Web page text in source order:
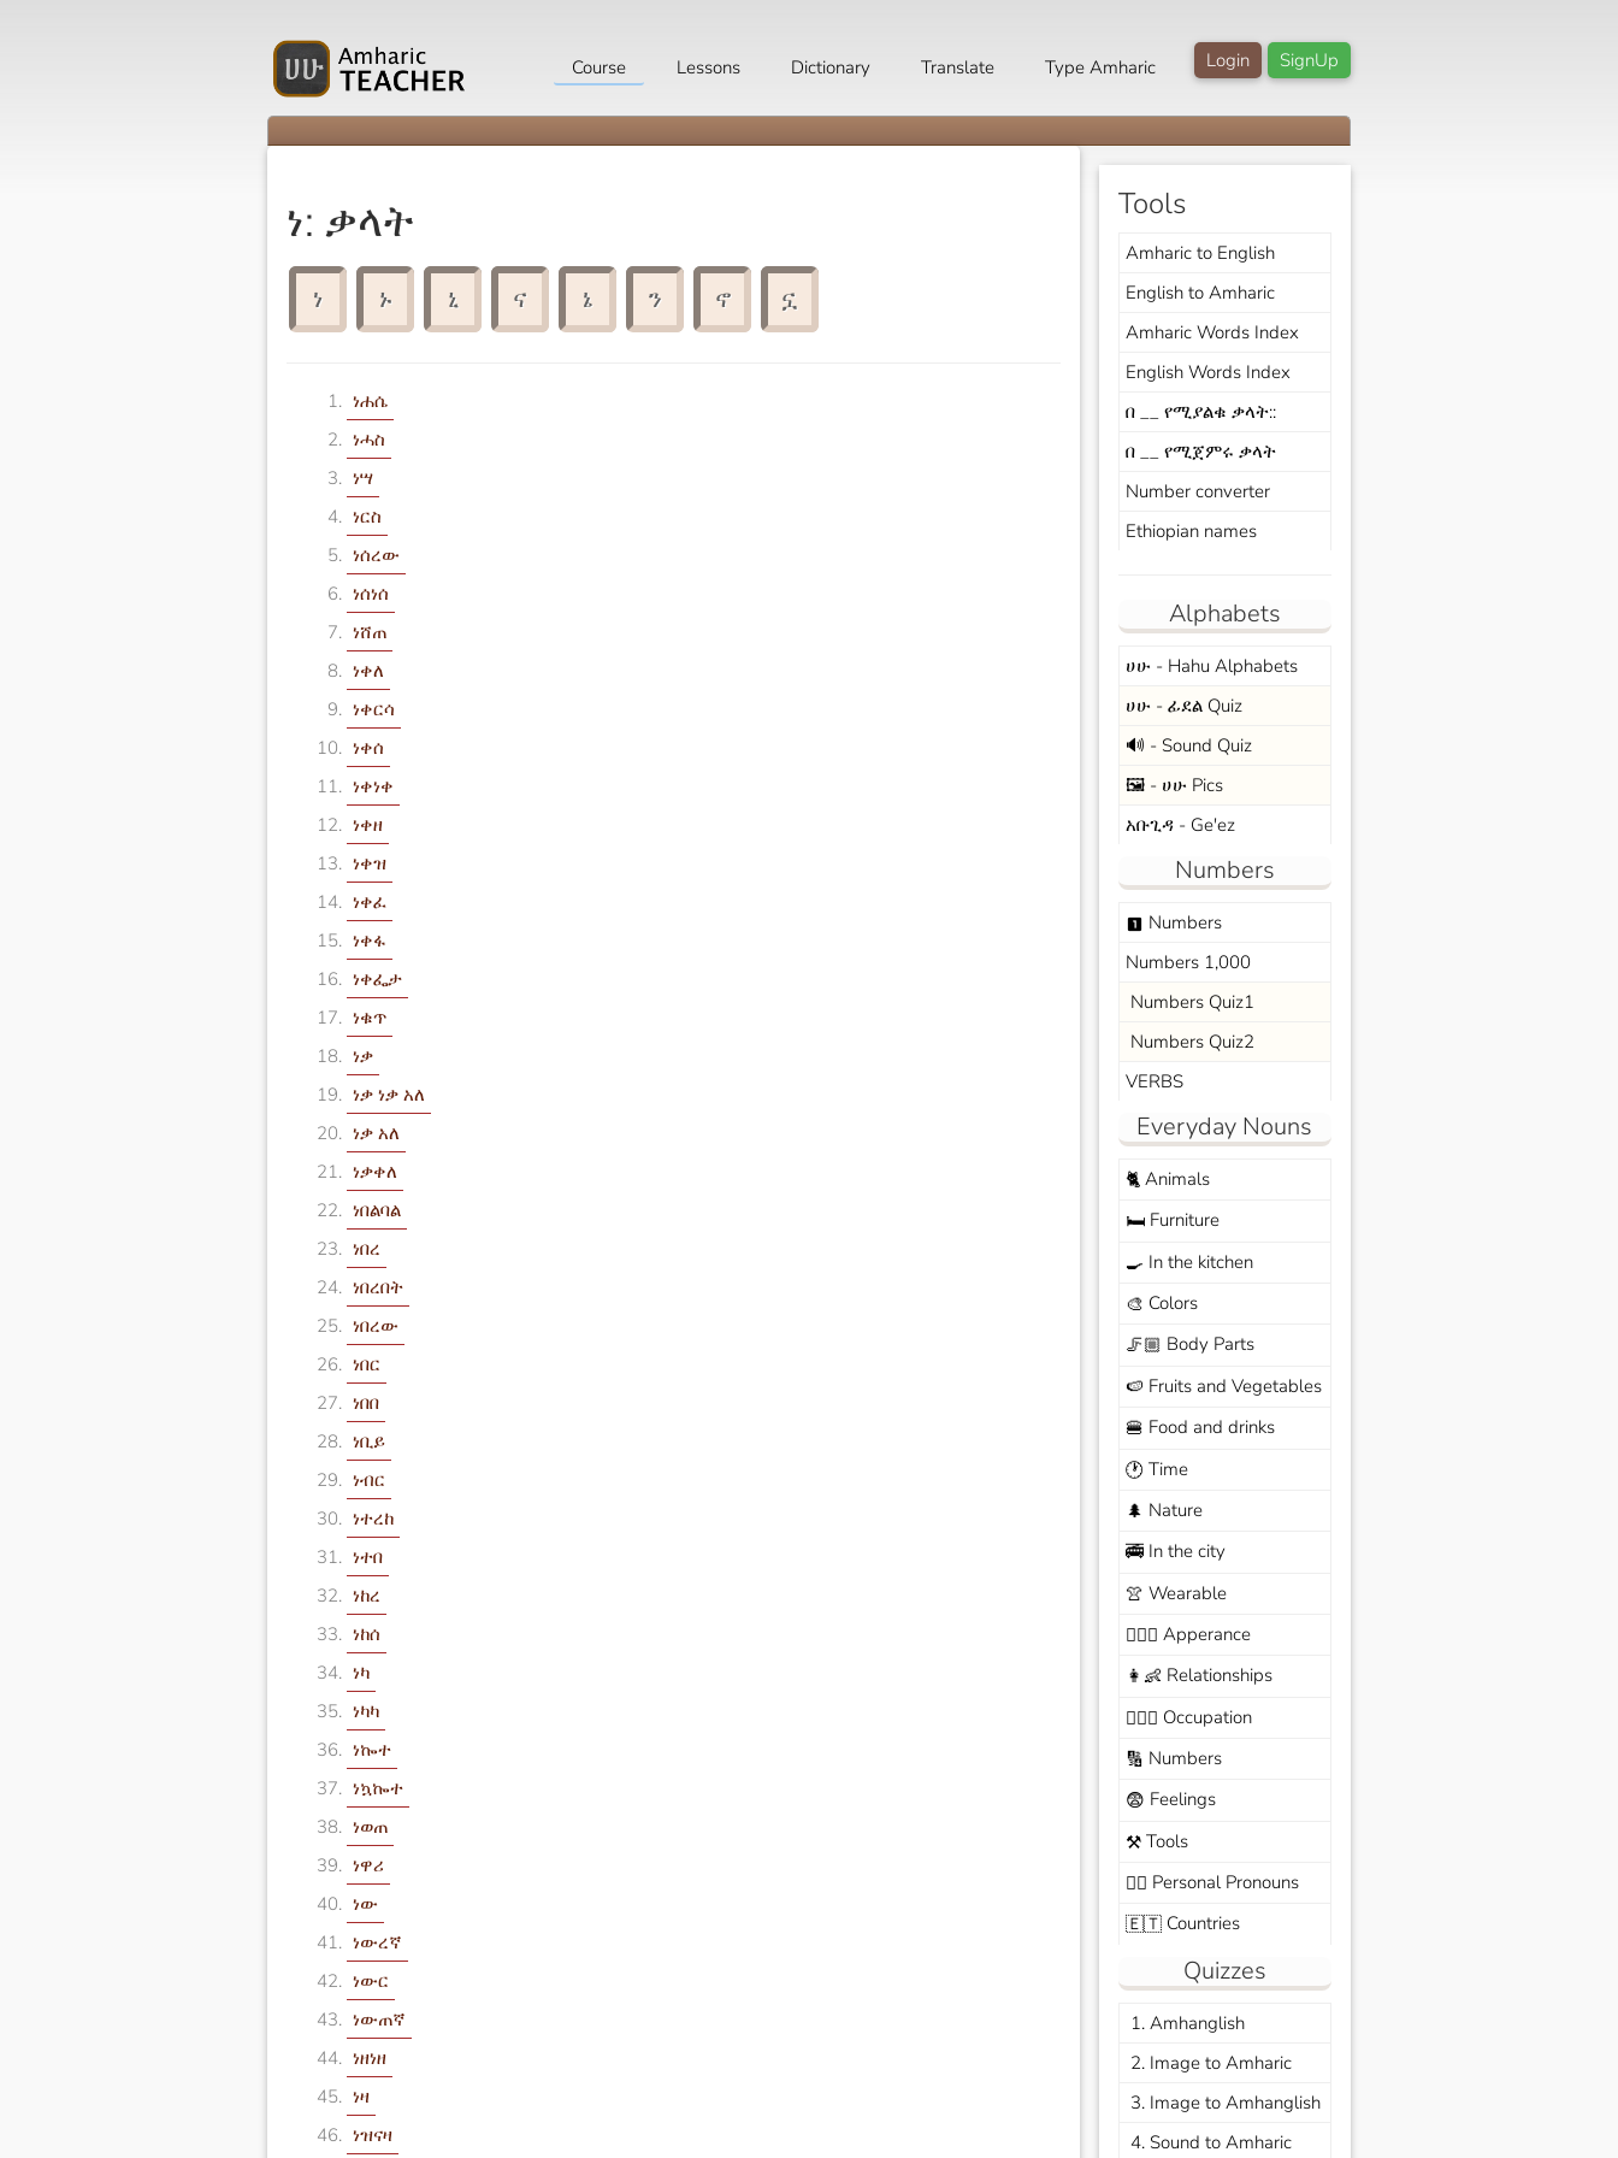
SignUp
Login
Course Lessons Dictionary Translate Type Amharic
ነ: ቃላት
ነ ኑ ኒ ና ኔ ን ኖ ኗ
ነሐሴ
ነሓስ
ነሣ
ነርስ
ነሰረው
ነሰነሰ
ነሸጠ
ነቀለ
ነቀርሳ
ነቀሰ
ነቀነቀ
ነቀዘ
ነቀዝ
ነቀፈ
ነቀፋ
ነቀፌታ
ነቁጥ
ነቃ
ነቃ ነቃ አለ
ነቃ አለ
ነቃቀለ
ነበልባል
ነበረ
ነበረበት
ነበረው
ነበር
ነበበ
ነቢይ
ነብር
ነተረከ
ነተበ
ነከረ
ነከሰ
ነካ
ነካካ
ነኰተ
ነኳኰተ
ነወጠ
ነዋሪ
ነው
ነውረኛ
ነውር
ነውጠኛ
ነዘነዘ
ነዛ
ነዝናዛ
Tools
Amharic to English
English to Amharic
Amharic Words Index
English Words Index
በ __ የሚያልቁ ቃላት::
በ __ የሚጀምሩ ቃላት
Number converter
Ethiopian names
Alphabets
ሀሁ - Hahu Alphabets
ሀሁ - ፊደል Quiz
🔊 - Sound Quiz
🖼️ - ሀሁ Pics
አቡጊዳ - Ge'ez
Numbers
looks_one Numbers
Numbers 1,000
Numbers Quiz1
Numbers Quiz2
VERBS
Everyday Nouns
🐈Animals
🛏️Furniture
🍳 In the kitchen
🎨 Colors
🦵🏼 Body Parts
🍉 Fruits and Vegetables
🍔 Food and drinks
🕐 Time
🌲 Nature
🚎In the city
👚 Wearable
🙆🏽‍♀️ Apperance
👩‍👶 Relationships
🧑🏼‍✈️ Occupation
🔢 Numbers
😨 Feelings
⚒️Tools
🙆‍♂️ Personal Pronouns
🇪🇹Countries
Quizzes
1. Amhanglish
2. Image to Amharic
3. Image to Amhanglish
4. Sound to Amharic